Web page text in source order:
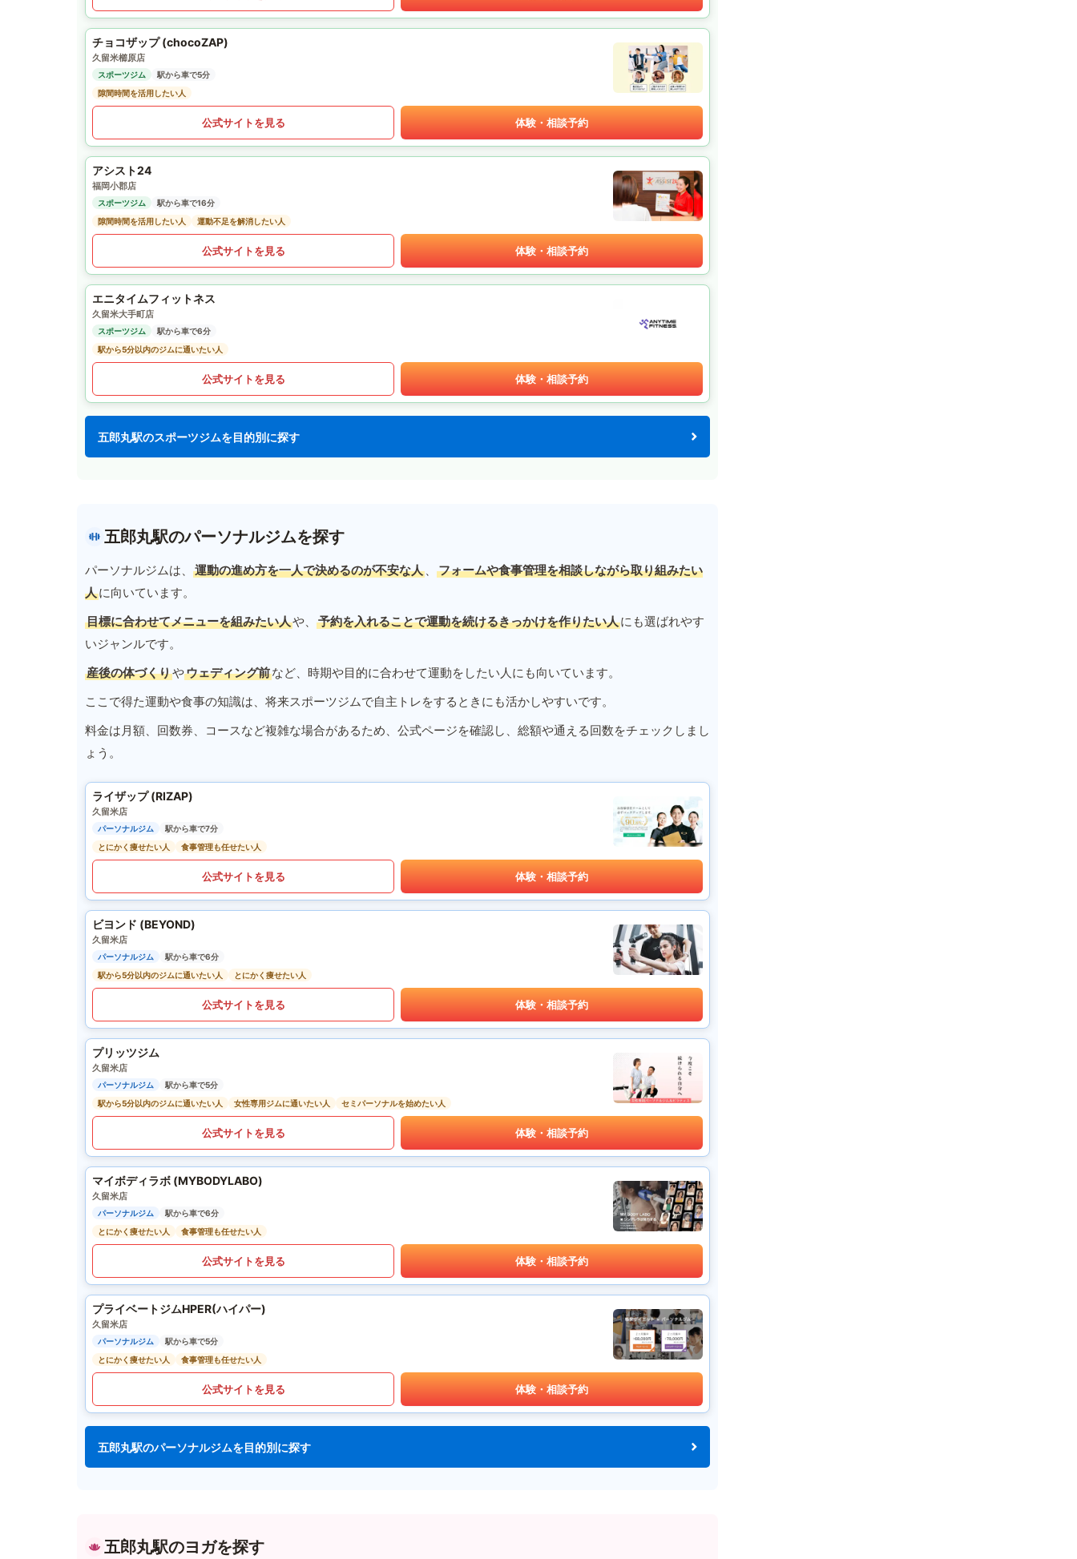
チョコザップ (chocoZAP)
久留米櫛原店
スポーツジム
駅から車で5分
隙間時間を活用したい人
公式サイトを見る 体験・相談予約
アシスト24
福岡小郡店
スポーツジム
駅から車で16分
隙間時間を活用したい人
運動不足を解消したい人
公式サイトを見る 体験・相談予約
エニタイムフィットネス
久留米大手町店
スポーツジム
駅から車で6分
駅から5分以内のジムに通いたい人
公式サイトを見る 体験・相談予約
五郎丸駅のスポーツジムを目的別に探す
五郎丸駅のパーソナルジムを探す
パーソナルジムは、 運動の進め方を一人で決めるのが不安な人 、
フォームや食事管理を相談しながら取り組みたい
人に向いています。
目標に合わせてメニューを組みたい人や、 予約を入れることで運動を続けるきっかけを作りたい人にも選ばれやす
いジャンルです。
産後の体づくりやウェディング前など、時期や目的に合わせて運動をしたい人にも向いています。
ここで得た運動や食事の知識は、将来スポーツジムで自主トレをするときにも活かしやすいです。
料金は月額、回数券、コースなど複雑な場合があるため、公式ページを確認し、総額や通える回数をチェックしまし
ょう。
ライザップ (RIZAP)
久留米店
パーソナルジム
駅から車で7分
とにかく痩せたい人
食事管理も任せたい人
公式サイトを見る 体験・相談予約
ビヨンド (BEYOND)
久留米店
パーソナルジム
駅から車で6分
駅から5分以内のジムに通いたい人
とにかく痩せたい人
公式サイトを見る 体験・相談予約
プリッツジム
久留米店
パーソナルジム
駅から車で5分
駅から5分以内のジムに通いたい人
女性専用ジムに通いたい人 セミパーソナルを始めたい人
公式サイトを見る 体験・相談予約
マイボディラボ (MYBODYLABO)
久留米店
パーソナルジム
駅から車で6分
とにかく痩せたい人
食事管理も任せたい人
公式サイトを見る 体験・相談予約
プライベートジムHPER(ハイパー)
久留米店
パーソナルジム
駅から車で5分
とにかく痩せたい人
食事管理も任せたい人
公式サイトを見る 体験・相談予約
五郎丸駅のパーソナルジムを目的別に探す
五郎丸駅のヨガを探す